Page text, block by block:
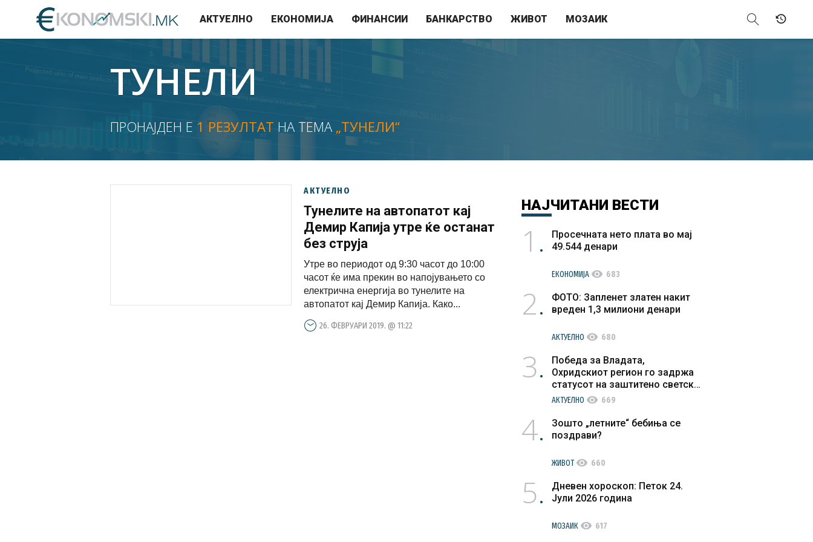
АКТУЕЛНО ЕКОНОМИЈА ФИНАНСИИ БАНКАРСТВО ЖИВОТ МОЗАИК
ТУНЕЛИ
ПРОНАЈДЕН Е 1 РЕЗУЛТАТ НА ТЕМА „ТУНЕЛИ“
АКТУЕЛНО
Тунелите на автопатот кај
Демир Капија утре ќе останат
без струја
Утре во периодот од 9:30 часот до 10:00
часот ќе има прекин во напојувањето со
електрична енергија во тунелите на
автопатот кај Демир Капија. Како...
26. ФЕВРУАРИ 2019. @ 11:22
НАЈЧИТАНИ ВЕСТИ
1
Просечната нето плата во мај
49.544 денари
ЕКОНОМИЈА visibility 683
2
ФОТО: Запленет златен накит
вреден 1,3 милиони денари
АКТУЕЛНО visibility 680
3
Победа за Владата,
Охридскиот регион го задржа
статусот на заштитено светско
културно наследство
АКТУЕЛНО visibility 669
4
Зошто „летните“ бебиња се
поздрави?
ЖИВОТvisibility 660
5
Дневен хороскоп: Петок 24.
Јули 2026 година
МОЗАИК visibility 617